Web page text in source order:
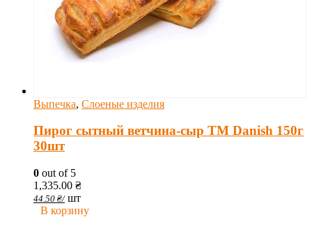
Выпечка, Слоеные изделия
Пирог сытный ветчина-сыр ТМ Danish 150г
30шт
0 out of 5
1,335.00 ₴
44.50 ₴/ шт
В корзину